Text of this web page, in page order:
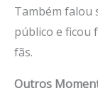
Também falou
público e ficou
fãs.
Outros